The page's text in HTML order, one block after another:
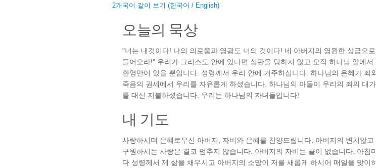
2개국어 같이 보기 (한국어 / English)
오늘의 묵상
"너는 내것이다! 나의 의로움과 영광도 너의 것이다! 네 아버지의 영원한 상급으로
들어오라!" 우리가 그리스도 안에 있다면 심판을 당하지 않고 오직 하나님 앞에서
환영만이 있을 뿐입니다. 성령께서 우리 안에 거주하십니다. 하나님의 은혜가 죄
죽음의 권세에서 우리를 자유롭게 하셨습니다. 하나님의 아들이 우리의 죄의 대가
를 대신 지불하셨습니다. 우리는 하나님의 자녀들입니다!
내 기도
사랑하시며 은혜로우신 아버지, 자비와 은혜를 찬양드립니다. 아버지의 변치않고
구원하시는 사랑은 결코 멈추지 않습니다. 아버지의 자비는 끝이 없습니다. 아침
다 성령께서 제 삶을 채우시고 아버지의 소망이 저를 새롭게 하시어 매일을 맞이